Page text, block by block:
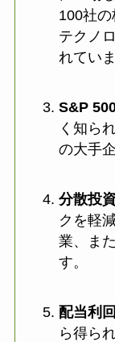
100社
テクノ
れていま
S&P
く知ら
の大手
分散投
クを軽
業、ま
す。
配当利
ら得ら